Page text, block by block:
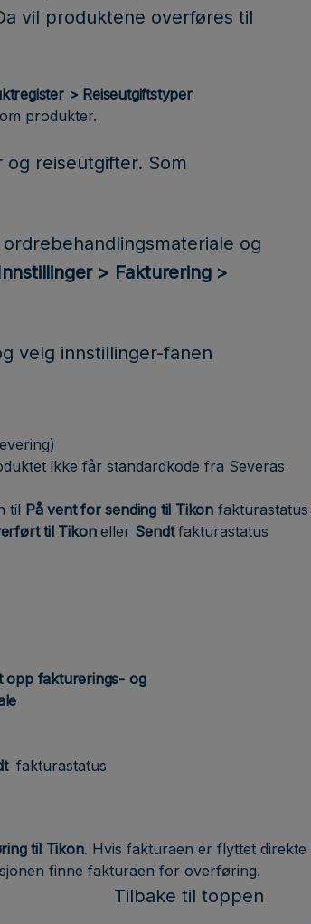
vil produktene overføres til
> Reiseutgiftstyper
produkter.
reiseutgifter. Som
og
> Fakturering >
velg innstillinger-fanen
ikke får standardkode fra Severas
til På vent for sending til Tikonfakturastatus
til Tikoneller Sendtfakturastatus
opp fakturerings- og
fakturastatus
til Tikon. Hvis fakturaen er flyttet direkte
finne fakturaen for overføring.
Tilbake til toppen